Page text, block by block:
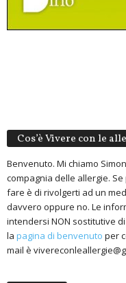
Cos’è Vivere con le
Benvenuto. Mi chiamo
compagnia delle allergie.
fare è di rivolgerti ad un
davvero oppure no. Le
intendersi NON sostitutive
la pagina di benvenuto per
mail è